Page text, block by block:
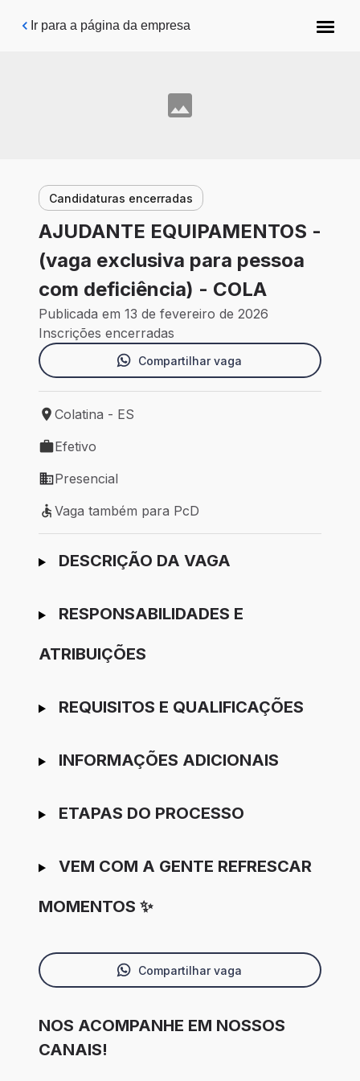
Pular para o conteúdo principal
Ir para a página da empresa
Candidaturas encerradas
AJUDANTE EQUIPAMENTOS -
(vaga exclusiva para pessoa
com deficiência) - COLA
Publicada em 13 de fevereiro de 2026
Inscrições encerradas
Compartilhar vaga
Local de trabalho: Colatina - ES
Colatina - ES
Tipo de vaga: Efetivo
Efetivo
Modelo de trabalho: Presencial
Presencial
Vaga também para PcD
Vaga também para PcD
Ir para candidatura
DESCRIÇÃO DA VAGA
RESPONSABILIDADES E
ATRIBUIÇÕES
REQUISITOS E QUALIFICAÇÕES
INFORMAÇÕES ADICIONAIS
ETAPAS DO PROCESSO
VEM COM A GENTE REFRESCAR
MOMENTOS ✨
Compartilhar vaga
NOS ACOMPANHE EM NOSSOS
CANAIS!